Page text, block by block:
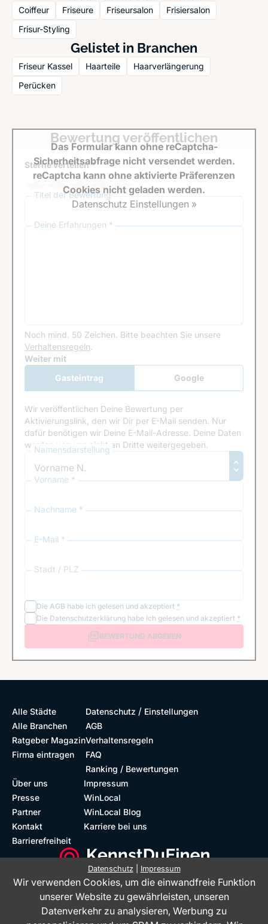
Coiffeur Friseure Friseursalon
Frisiersalon
Frisur-Styling
Gelistet in Branchen
Friseur Kassel Haarteile
Haarverlängerung
Perücken
Bewertung veröffentlichen
Sterne verteilen *
Titel der Bewertung
Deine Erfahrungen *
Noch mind. 50 Zeichen. Bitte beachten Sie unsere
Verhaltensregeln.
Google Recaptcha
Weiter mit
Gasteintrag
Google
Anmeldung
Wir veröffentlichen Deine Bewertung per
Aktivierungslink, den wir Dir per E-Mail senden. Nur
dafür benötigen wir Deine E-Mail-Adresse. Deine Daten
werden von uns nicht an Dritte weitergegeben.
Namensdarstellung
Vorname *
Nachname *
E-Mail *
Stadt / PLZ
Die AGB habe ich gelesen und akzeptiert *
Die Datenschutzerklärung habe ich gelesen und akzeptiert *
BEWERTUNG ABGEBEN
Das Formular kann ohne reCaptcha-
Sicherheitsabfrage nicht versendet werden.
reCaptcha kann ohne aktivierte Präferenzen
Cookies nicht geladen werden.
Datenschutz Einstellungen »
Alle Städte
Alle Branchen
Ratgeber Magazin
Firma eintragen
Datenschutz / Einstellungen
AGB
Verhaltensregeln
FAQ
Ranking / Bewertungen
Über uns
Presse
Partner
Kontakt
Barrierefreiheit
Impressum
WinLocal
WinLocal Blog
Karriere bei uns
Datenschutz| Impressum
Wir verwenden Cookies, um die einwandfreie Funktion
unserer Website zu gewährleisten, unseren
Datenverkehr zu analysieren, Werbung zu